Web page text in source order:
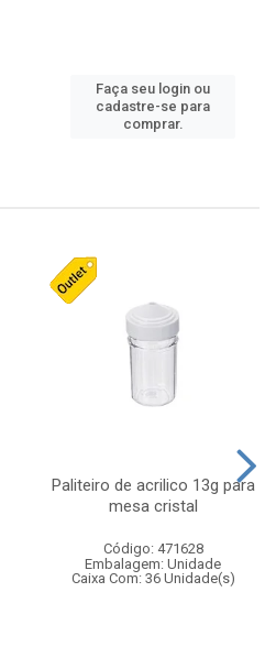
Faça seu login ou
cadastre-se para
comprar.
Paliteiro de acrilico 13g para
mesa cristal
Código: 471628
Embalagem: Unidade
Caixa Com: 36 Unidade(s)